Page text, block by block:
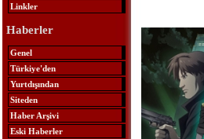
Linkler
Haberler
Genel
Türkiye'den
Yurtdışından
Siteden
Haber Arşivi
Eski Haberler